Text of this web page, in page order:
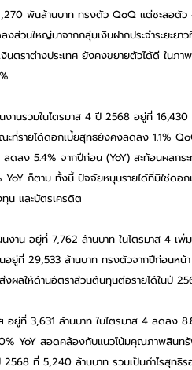
พันล้านบาท ทรงตัว QoQ แต่ชะลอ
งส่วนใหญ่มาจากกลุ่มเงินฝากประจำระยะย
นตราต่างประเทศ ยังคงขยายตัวได้ดี ใน
นงานรวมในไตรมาส 4 ปี 2568 อยู่ที่
ที่รายได้ดอกเบี้ยสุทธิยังคงลดลง 1.1%
ลดลง 5.4% จากปีก่อน (YoY) สะท้อนผลก
ก็ตาม ทั้งนี้ ปัจจัยหนุนรายได้ที่มิใช่ดอ
และบัตรเครดิต
นงาน อยู่ที่ 7,762 ล้านบาท ในไตรมาส 4
อยู่ที่ 29,533 ล้านบาท ทรงตัวจากปีก่อนหน้
งผลให้ด้านอัตราส่วนต้นทุนต่อรายได้ในปี
อยู่ที่ 3,631 ล้านบาท ในไตรมาส 4 ลดลง
YoY สอดคล้องกับแนวโน้มคุณภาพสินทรั
2568 ที่ 5,240 ล้านบาท รวมเป็นกำไรสุท